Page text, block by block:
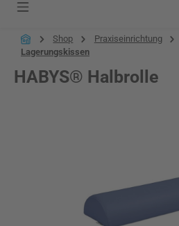
Shop Praxiseinrichtung
Lagerungskissen
HABYS® Halbrolle